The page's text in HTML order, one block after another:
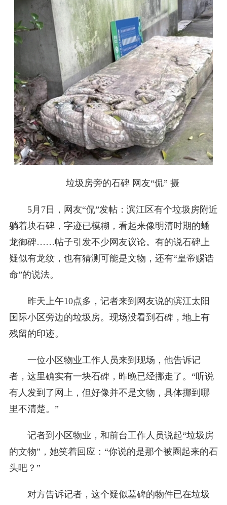
垃圾房旁的石碑 网友“侃” 摄
5月7日，网友“侃”发帖：滨江区有个垃圾房附近
躺着块石碑，字迹已模糊，看起来像明清时期的蟠
龙御碑……帖子引发不少网友议论。有的说石碑上
疑似有龙纹，也有猜测可能是文物，还有“皇帝赐诰
命”的说法。
昨天上午10点多，记者来到网友说的滨江太阳
国际小区旁边的垃圾房。现场没看到石碑，地上有
残留的印迹。
一位小区物业工作人员来到现场，他告诉记
者，这里确实有一块石碑，昨晚已经挪走了。“听说
有人发到了网上，但好像并不是文物，具体挪到哪
里不清楚。”
记者到小区物业，和前台工作人员说起“垃圾房
的文物”，她笑着回应：“你说的是那个被圈起来的石
头吧？”
对方告诉记者，这个疑似墓碑的物件已在垃圾